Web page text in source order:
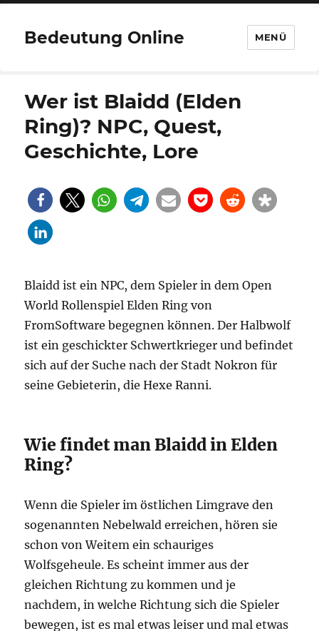
Bedeutung Online MENÜ
Wer ist Blaidd (Elden
Ring)? NPC, Quest,
Geschichte, Lore
Blaidd ist ein NPC, dem Spieler in dem Open
World Rollenspiel Elden Ring von
FromSoftware begegnen können. Der Halbwolf
ist ein geschickter Schwertkrieger und befindet
sich auf der Suche nach der Stadt Nokron für
seine Gebieterin, die Hexe Ranni.
Wie findet man Blaidd in Elden
Ring?
Wenn die Spieler im östlichen Limgrave den
sogenannten Nebelwald erreichen, hören sie
schon von Weitem ein schauriges
Wolfsgeheule. Es scheint immer aus der
gleichen Richtung zu kommen und je
nachdem, in welche Richtung sich die Spieler
bewegen, ist es mal etwas leiser und mal etwas